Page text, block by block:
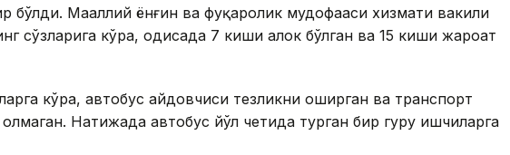
бўлди. Маҳаллий ёнғин ва фуқаролик мудофааси хизмати вакили
сўзларига кўра, ҳодисада 7 киши ҳалок бўлган ва 15 киши жароҳат
кўра, автобус ҳайдовчиси тезликни оширган ва транспорт
Натижада автобус йўл четида турган бир гуруҳ ишчиларга